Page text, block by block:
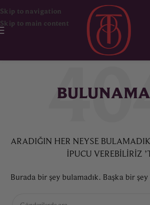
Skip to navigation
Skip to main content
ARADIĞIN HER NEYSE
IPUCU VEREBILIRIZ
Burada bir şey bulamadık. Başka bir